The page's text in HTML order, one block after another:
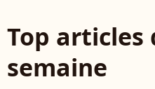
Top articles
semaine